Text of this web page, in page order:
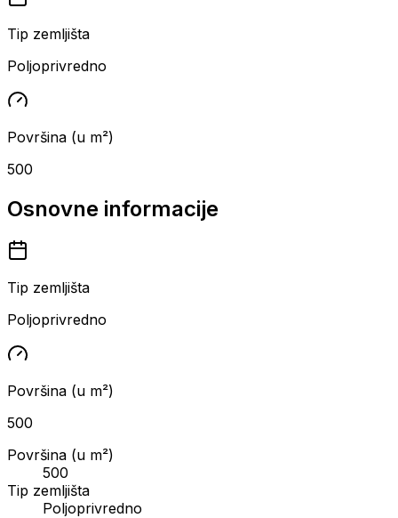
Tip zemljišta
Poljoprivredno
Površina (u m²)
500
Osnovne informacije
Tip zemljišta
Poljoprivredno
Površina (u m²)
500
Površina (u m²)
500
Tip zemljišta
Poljoprivredno